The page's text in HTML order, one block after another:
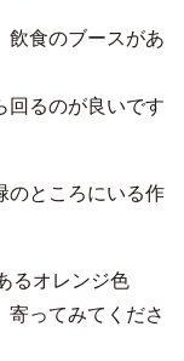
飲食のブースがあ
回るのが良いです
のところにいる作
るオレンジ色
寄ってみてくださ